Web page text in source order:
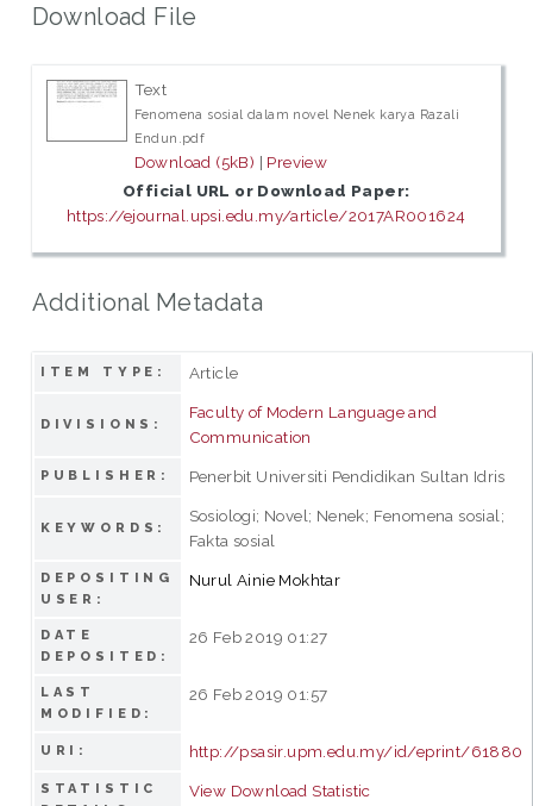
Download File
Text
Fenomena sosial dalam novel Nenek karya Razali
Endun.pdf
Download (5kB) | Preview
Official URL or Download Paper:
https://ejournal.upsi.edu.my/article/2017AR001624
Additional Metadata
ITEM TYPE: Article
DIVISIONS:
Faculty of Modern Language and
Communication
PUBLISHER: Penerbit Universiti Pendidikan Sultan Idris
KEYWORDS:
Sosiologi; Novel; Nenek; Fenomena sosial;
Fakta sosial
DEPOSITING
USER:
Nurul Ainie Mokhtar
DATE
DEPOSITED:
26 Feb 2019 01:27
LAST
MODIFIED:
26 Feb 2019 01:57
URI: http://psasir.upm.edu.my/id/eprint/61880
STATISTIC
View Download Statistic